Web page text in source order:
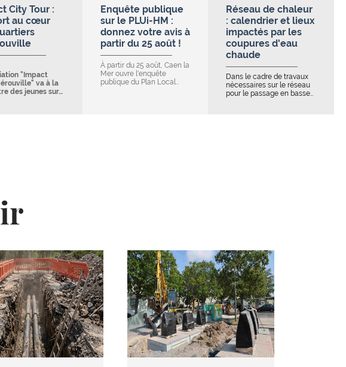
City Tour :
au cœur
"Impact
va à la
des jeunes sur…
Enquête publique
sur le PLUi-HM :
donnez votre avis à
partir du 25 août !
À partir du 25 août, Caen la
Mer ouvre l'enquête
publique du Plan Local…
Réseau de chaleur
: calendrier et lieux
impactés par les
coupures d'eau
chaude
Dans le cadre de travaux
nécessaires sur le réseau
pour le passage en basse…